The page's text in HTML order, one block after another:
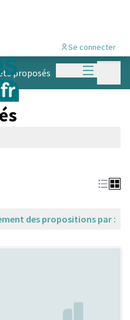
Menu
Se connecter
proposés
des propositions par :